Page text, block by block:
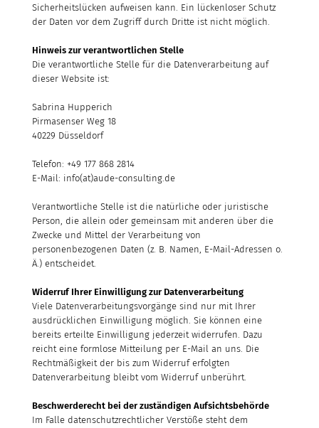
Sicherheitslücken aufweisen kann. Ein lückenloser Schutz
der Daten vor dem Zugriff durch Dritte ist nicht möglich.
Hinweis zur verantwortlichen Stelle
Die verantwortliche Stelle für die Datenverarbeitung auf
dieser Website ist:
Sabrina Hupperich
Pirmasenser Weg 18
40229 Düsseldorf
Telefon: +49 177 868 2814
E-Mail: info(at)aude-consulting.de
Verantwortliche Stelle ist die natürliche oder juristische
Person, die allein oder gemeinsam mit anderen über die
Zwecke und Mittel der Verarbeitung von
personenbezogenen Daten (z. B. Namen, E-Mail-Adressen o.
Ä.) entscheidet.
Widerruf Ihrer Einwilligung zur Datenverarbeitung
Viele Datenverarbeitungsvorgänge sind nur mit Ihrer
ausdrücklichen Einwilligung möglich. Sie können eine
bereits erteilte Einwilligung jederzeit widerrufen. Dazu
reicht eine formlose Mitteilung per E-Mail an uns. Die
Rechtmäßigkeit der bis zum Widerruf erfolgten
Datenverarbeitung bleibt vom Widerruf unberührt.
Beschwerderecht bei der zuständigen Aufsichtsbehörde
Im Falle datenschutzrechtlicher Verstöße steht dem